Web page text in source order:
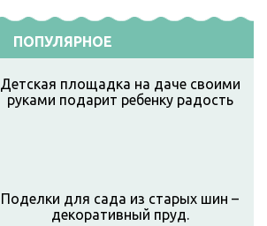
ПОПУЛЯРНОЕ
Детская площадка на даче своими
руками подарит ребенку радость
Поделки для сада из старых шин –
декоративный пруд.